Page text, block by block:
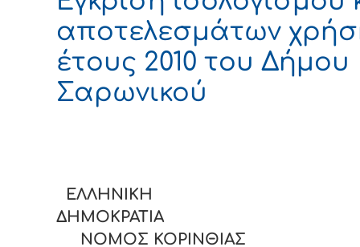
αποτελεσμάτων
έτους 2010 του Δήμου
Σαρωνικού
ΕΛΛΗΝΙΚΗ
ΔΗΜΟΚΡΑΤΙΑ
ΝΟΜΟΣ ΚΟΡΙΝΘΙΑΣ